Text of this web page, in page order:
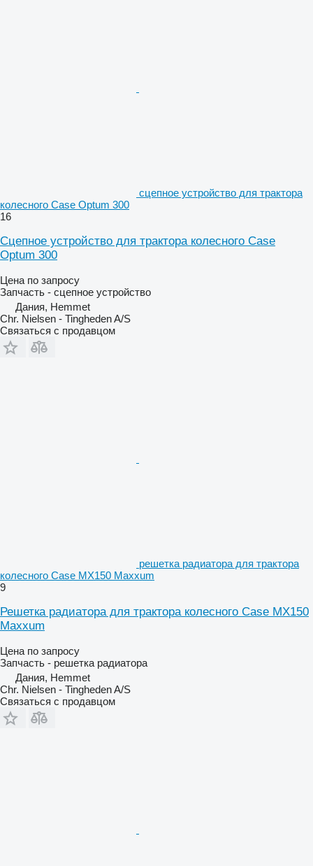
сцепное устройство для трактора
колесного Case Optum 300
16
Сцепное устройство для трактора колесного Case
Optum 300
Цена по запросу
Запчасть - сцепное устройство
Дания, Hemmet
Chr. Nielsen - Tingheden A/S
Связаться с продавцом
решетка радиатора для трактора
колесного Case MX150 Maxxum
9
Решетка радиатора для трактора колесного Case MX150
Maxxum
Цена по запросу
Запчасть - решетка радиатора
Дания, Hemmet
Chr. Nielsen - Tingheden A/S
Связаться с продавцом